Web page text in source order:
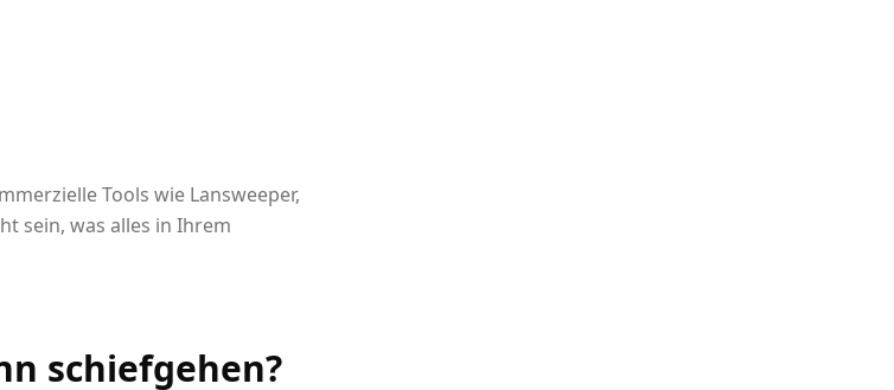
Tools wie Lansweeper,
sein, was alles in Ihrem
schiefgehen?